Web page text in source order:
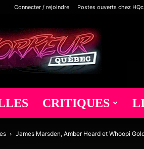
Connecter / rejoindre Postes ouverts chez HQc
Horreur
Québec
CRITIQUES
James Marsden, Amber Heard et Whoopi